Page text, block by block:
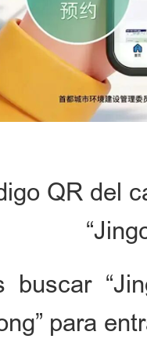
QR del
buscar
para